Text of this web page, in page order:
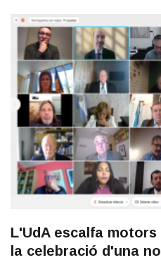
L'UdA escalfa
la celebració d'una